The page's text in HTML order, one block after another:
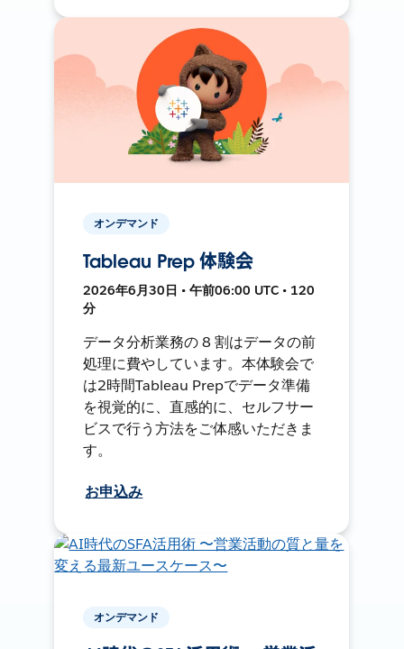
オンデマンド
Tableau Prep 体験会
2026年6月30日 • 午前06:00 UTC • 120
分
データ分析業務の 8 割はデータの前
処理に費やしています。本体験会で
は2時間Tableau Prepでデータ準備
を視覚的に、直感的に、セルフサー
ビスで行う方法をご体感いただきま
す。
お申込み
オンデマンド